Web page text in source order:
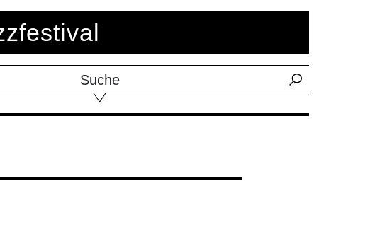
Suche